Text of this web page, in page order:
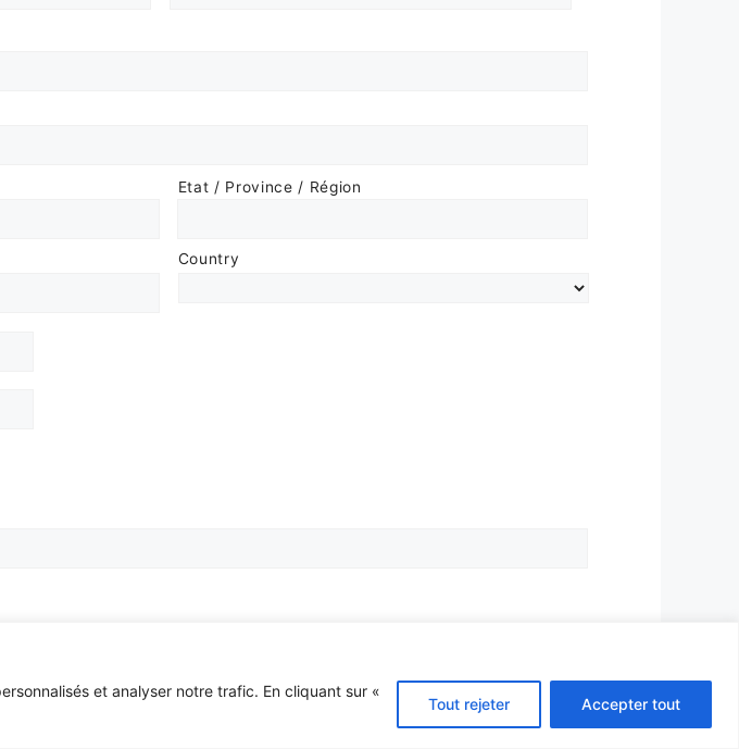
et analyser notre trafic. En cliquant sur «
Tout rejeter Accepter tout
Etat / Province / Région
Country